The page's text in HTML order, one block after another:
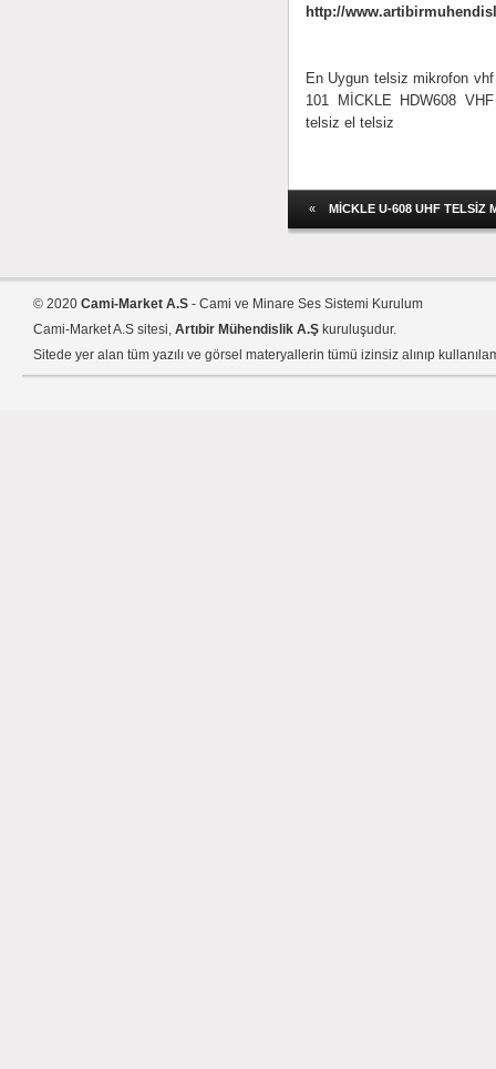
http://
En Uygun telsiz mikrofon
101 MİCKLE HDW608
telsiz el telsiz
« MİCKLE U-608 UHF TELSİZ
© 2020 Cami-Market A.S - Cami ve Minare Ses Sistemi Kurulum
Cami-Market A.S sitesi, Artıbir Mühendislik A.Ş kuruluşudur.
Sitede yer alan tüm yazılı ve görsel materyallerin tümü izinsiz alınıp